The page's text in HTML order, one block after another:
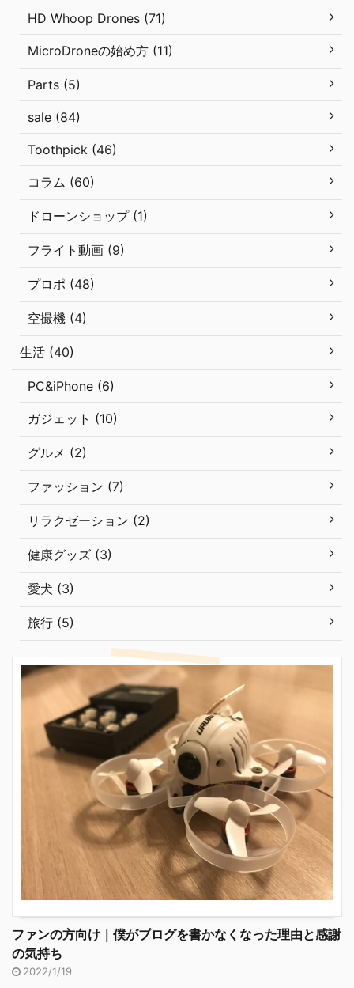
HD Whoop Drones (71)
MicroDroneの始め方 (11)
Parts (5)
sale (84)
Toothpick (46)
コラム (60)
ドローンショップ (1)
フライト動画 (9)
プロポ (48)
空撮機 (4)
生活 (40)
PC&iPhone (6)
ガジェット (10)
グルメ (2)
ファッション (7)
リラクゼーション (2)
健康グッズ (3)
愛犬 (3)
旅行 (5)
ファンの方向け｜僕がブログを書かなくなった理由と感謝
の気持ち
2022/1/19